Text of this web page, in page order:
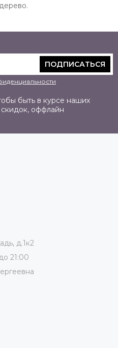
ПОДПИСАТЬСЯ
быть в курсе наших
оффлайн
д.1к2
21:00